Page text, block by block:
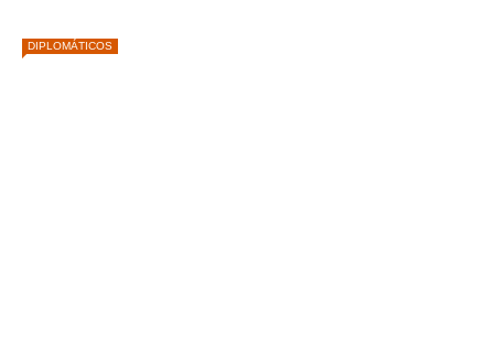
DIPLOMÁTICOS